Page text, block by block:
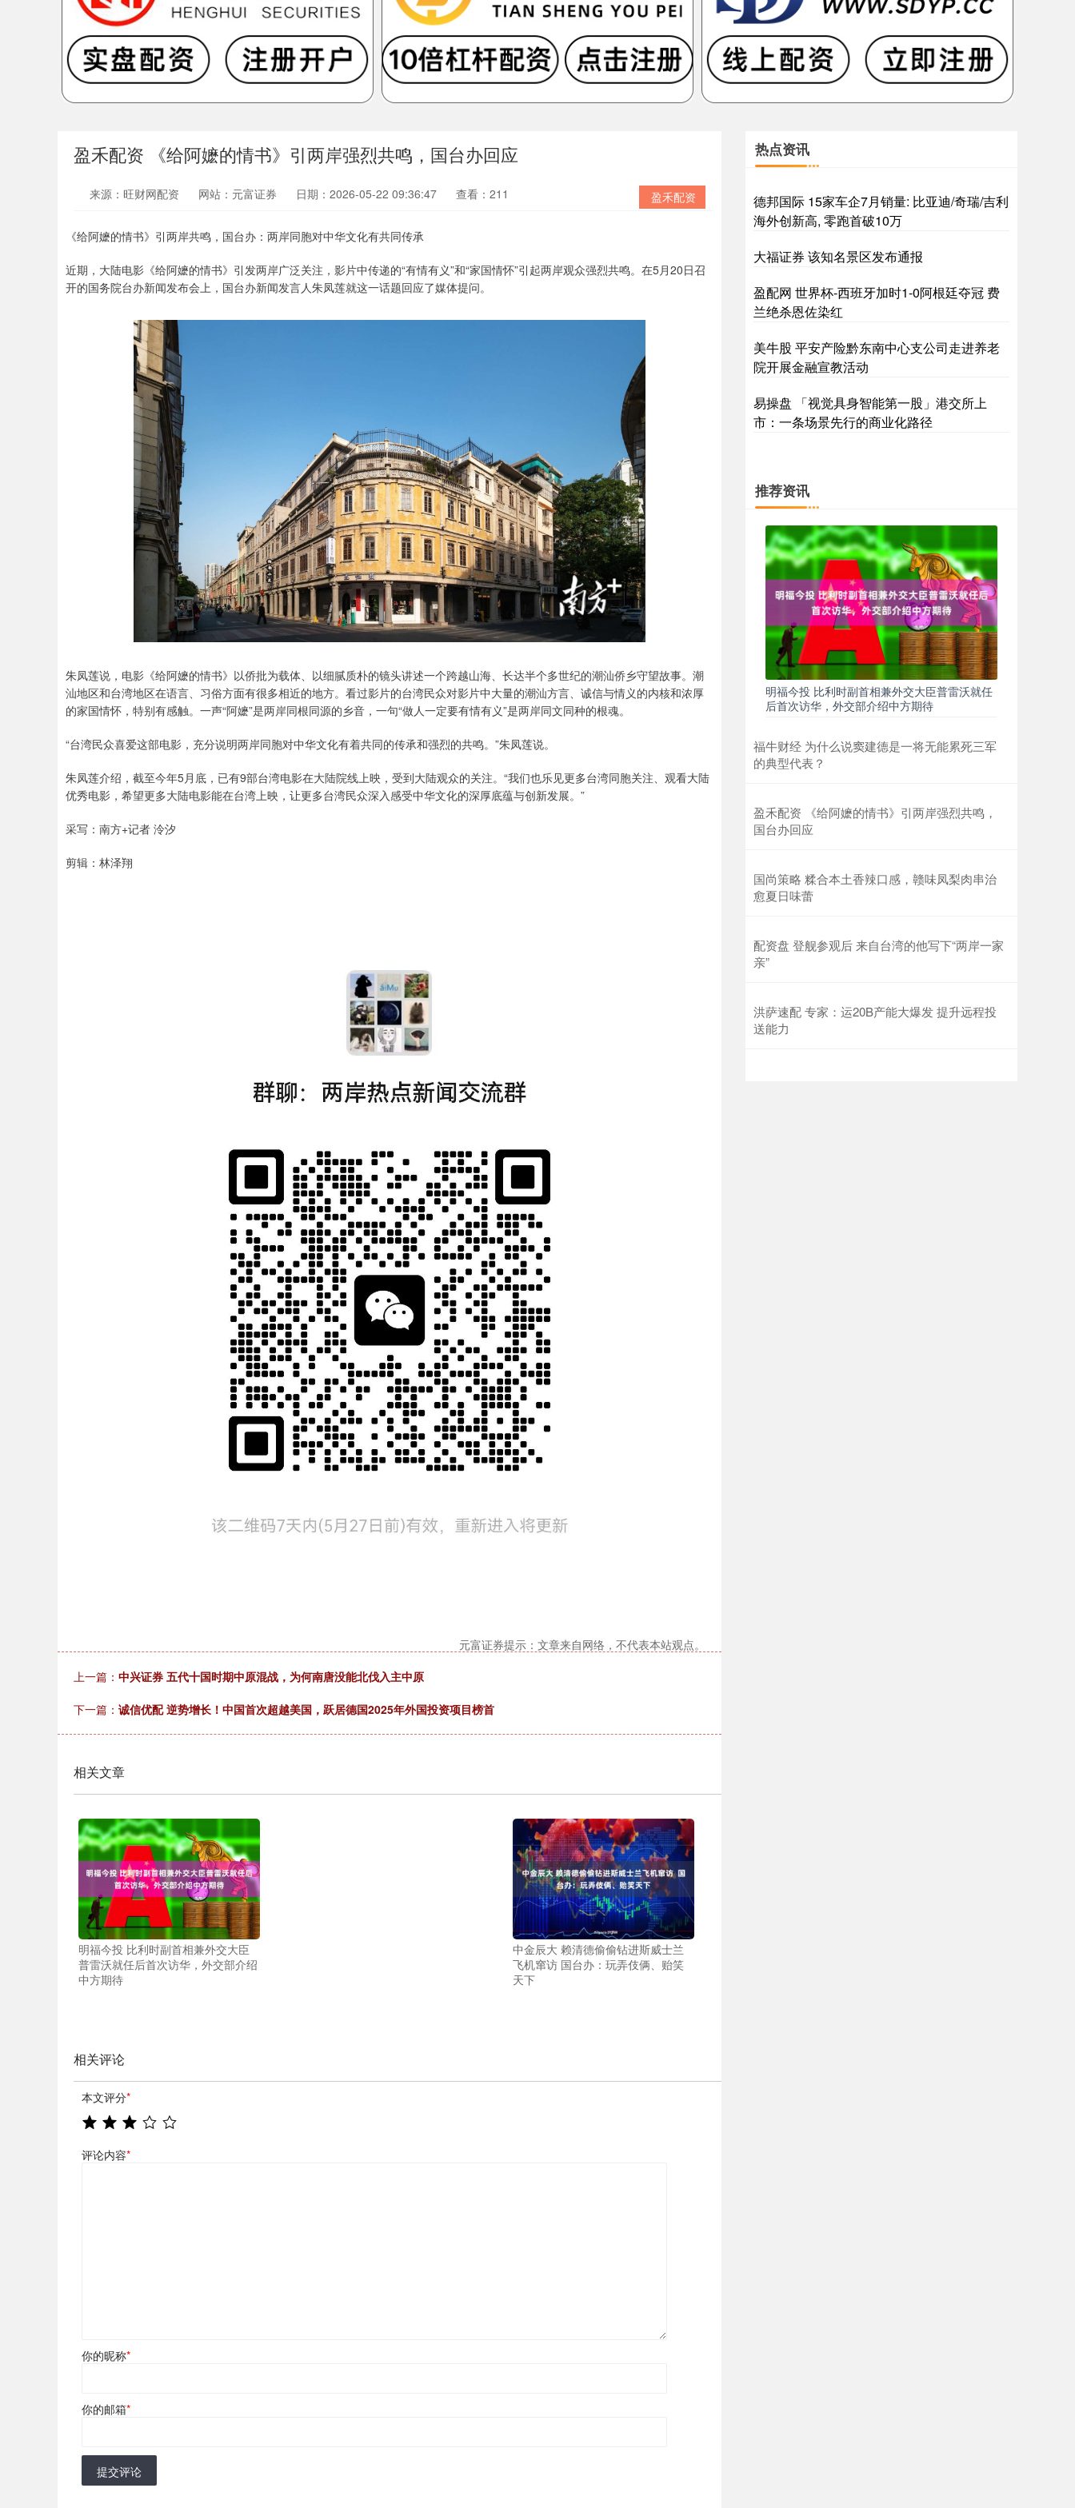
盈禾配资 《给阿嬷的情书》引两岸强烈共鸣，国台办回应
盈禾配资
来源：旺财网配资 网站：元富证券 日期：2026-05-22 09:36:47 查看：211
《给阿嬷的情书》引两岸共鸣，国台办：两岸同胞对中华文化有共同传承
近期，大陆电影《给阿嬷的情书》引发两岸广泛关注，影片中传递的“有情有义”和“家国情怀”引起两岸观众强烈共鸣。在5月20日召
开的国务院台办新闻发布会上，国台办新闻发言人朱凤莲就这一话题回应了媒体提问。
朱凤莲说，电影《给阿嬷的情书》以侨批为载体、以细腻质朴的镜头讲述一个跨越山海、长达半个多世纪的潮汕侨乡守望故事。潮
汕地区和台湾地区在语言、习俗方面有很多相近的地方。看过影片的台湾民众对影片中大量的潮汕方言、诚信与情义的内核和浓厚
的家国情怀，特别有感触。一声“阿嬷”是两岸同根同源的乡音，一句“做人一定要有情有义”是两岸同文同种的根魂。
“台湾民众喜爱这部电影，充分说明两岸同胞对中华文化有着共同的传承和强烈的共鸣。”朱凤莲说。
朱凤莲介绍，截至今年5月底，已有9部台湾电影在大陆院线上映，受到大陆观众的关注。“我们也乐见更多台湾同胞关注、观看大陆
优秀电影，希望更多大陆电影能在台湾上映，让更多台湾民众深入感受中华文化的深厚底蕴与创新发展。”
采写：南方+记者 泠汐
剪辑：林泽翔
元富证券提示：文章来自网络，不代表本站观点。
上一篇： 中兴证券 五代十国时期中原混战，为何南唐没能北伐入主中原
下一篇： 诚信优配 逆势增长！中国首次超越美国，跃居德国2025年外国投资项目榜首
相关文章
明福今投 比利时副首相兼外交大臣
普雷沃就任后首次访华，外交部介绍
中方期待
中金辰大 赖清德偷偷钻进斯威士兰
飞机窜访 国台办：玩弄伎俩、贻笑
天下
相关评论
本文评分*
评论内容*
你的昵称*
你的邮箱*
提交评论
热点资讯
德邦国际 15家车企7月销量: 比亚迪/奇瑞/吉利
海外创新高, 零跑首破10万
大福证券 该知名景区发布通报
盈配网 世界杯-西班牙加时1-0阿根廷夺冠 费
兰绝杀恩佐染红
美牛股 平安产险黔东南中心支公司走进养老
院开展金融宣教活动
易操盘 「视觉具身智能第一股」港交所上
市：一条场景先行的商业化路径
推荐资讯
明福今投 比利时副首相兼外交大臣普雷沃就任
后首次访华，外交部介绍中方期待
福牛财经 为什么说窦建德是一将无能累死三军
的典型代表？
盈禾配资 《给阿嬷的情书》引两岸强烈共鸣，
国台办回应
国尚策略 糅合本土香辣口感，赣味凤梨肉串治
愈夏日味蕾
配资盘 登舰参观后 来自台湾的他写下“两岸一家
亲”
洪萨速配 专家：运20B产能大爆发 提升远程投
送能力